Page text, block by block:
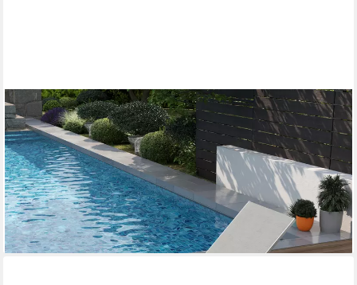
PHI VILLA
Gartenliege, Freizeitliege für den Außenbereich mit 5-fach
verstellbarer Rückenlehne, 1 St., 198,5 × 69 × 45 cm
wetterfester Liegestuhl, Geeignet für Gärten, Balkone und
Terrassen
ab 99,00 € UVP169,00 €
-41%
lieferbar - in 4-5 Werktagen bei dir